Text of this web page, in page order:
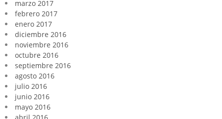
marzo 2017
febrero 2017
enero 2017
diciembre 2016
noviembre 2016
octubre 2016
septiembre 2016
agosto 2016
julio 2016
junio 2016
mayo 2016